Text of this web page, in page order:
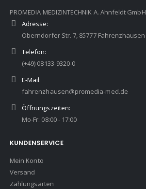
PROMEDIA MEDIZINTECHNIK A. Ahnfeldt GmbH
Adresse:
Oberndorfer Str. 7, 85777 Fahrenzhausen
Telefon:
(+49) 08133-9320-0
E-Mail:
fahrenzhausen@promedia-med.de
Öffnungszeiten:
Mo-Fr: 08:00 - 17:00
KUNDENSERVICE
Mein Konto
Versand
Zahlungsarten